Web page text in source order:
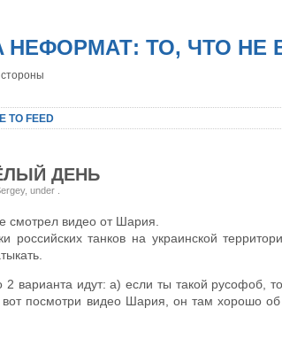
НЕФОРМАТ: ТО, ЧТО
TO FEED
ДЕНЬ
under
смотрел видео от Шария.
российских танков на украинской
2 варианта идут: а) если ты такой русофоб,
вот посмотри видео Шария, он там хорошо